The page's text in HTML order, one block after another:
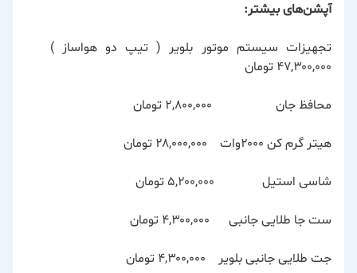
آپشن‌های بیشتر:
تجهیزات سیستم موتور بلویر ( تیپ دو هواساز )
۴۷,۳۰۰,۰۰۰ تومان
محافظ جان ۲,۸۰۰,۰۰۰ تومان
هیتر گرم کن ۲۰۰۰وات ۲۸,۰۰۰,۰۰۰ تومان
شاسی استیل ۵,۲۰۰,۰۰۰ تومان
ست جا طلایی جانبی ۴,۳۰۰,۰۰۰ تومان
جت طلایی جانبی بلویر ۴,۳۰۰,۰۰۰ تومان